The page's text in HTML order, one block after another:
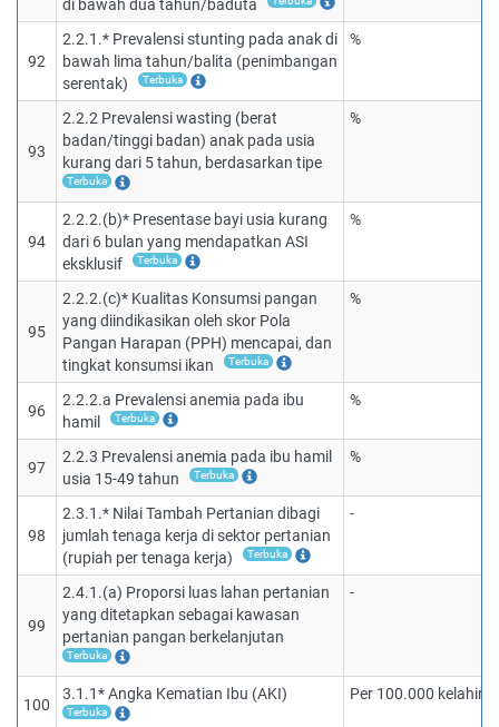
di bawah dua tahun/baduta
92
2.2.1.* Prevalensi stunting pada anak di
bawah lima tahun/balita (penimbangan
serentak)
Terbuka
%
93
2.2.2 Prevalensi wasting (berat
badan/tinggi badan) anak pada usia
kurang dari 5 tahun, berdasarkan tipe
Terbuka
%
94
2.2.2.(b)* Presentase bayi usia kurang
dari 6 bulan yang mendapatkan ASI
eksklusif
Terbuka
%
95
2.2.2.(c)* Kualitas Konsumsi pangan
yang diindikasikan oleh skor Pola
Pangan Harapan (PPH) mencapai, dan
tingkat konsumsi ikan
Terbuka
%
96
2.2.2.a Prevalensi anemia pada ibu
hamil
Terbuka
%
97
2.2.3 Prevalensi anemia pada ibu hamil
usia 15-49 tahun
Terbuka
%
98
2.3.1.* Nilai Tambah Pertanian dibagi
jumlah tenaga kerja di sektor pertanian
(rupiah per tenaga kerja)
Terbuka
-
99
2.4.1.(a) Proporsi luas lahan pertanian
yang ditetapkan sebagai kawasan
pertanian pangan berkelanjutan
Terbuka
-
100
3.1.1* Angka Kematian Ibu (AKI)
Terbuka
Per 100.000